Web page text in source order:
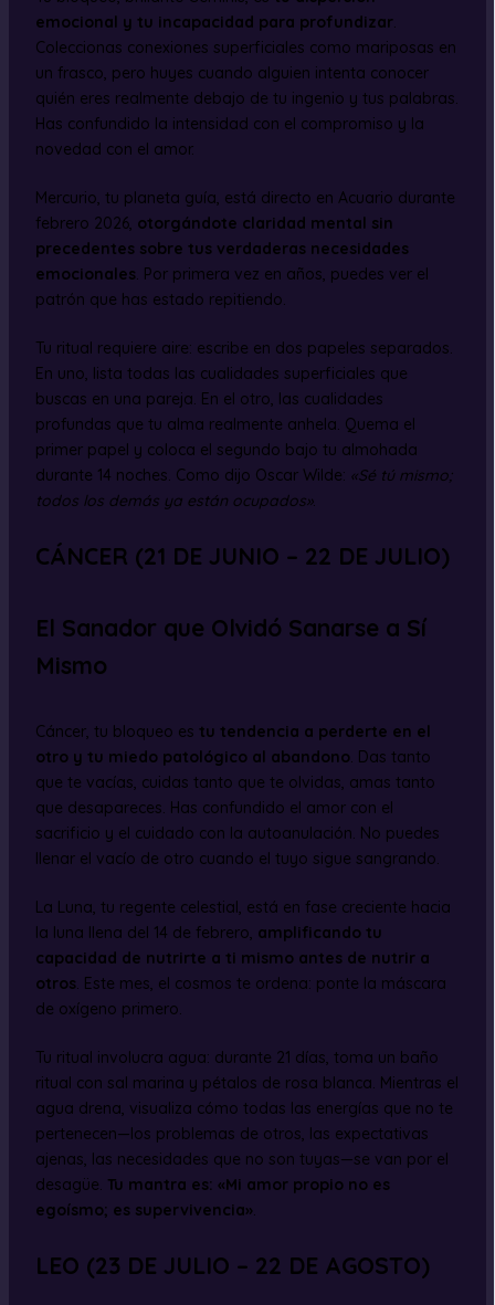
emocional y tu incapacidad para profundizar.
Coleccionas conexiones superficiales como mariposas en
un frasco, pero huyes cuando alguien intenta conocer
quién eres realmente debajo de tu ingenio y tus palabras.
Has confundido la intensidad con el compromiso y la
novedad con el amor.
Mercurio, tu planeta guía, está directo en Acuario durante
febrero 2026, otorgándote claridad mental sin
precedentes sobre tus verdaderas necesidades
emocionales. Por primera vez en años, puedes ver el
patrón que has estado repitiendo.
Tu ritual requiere aire: escribe en dos papeles separados.
En uno, lista todas las cualidades superficiales que
buscas en una pareja. En el otro, las cualidades
profundas que tu alma realmente anhela. Quema el
primer papel y coloca el segundo bajo tu almohada
durante 14 noches. Como dijo Oscar Wilde: «Sé tú mismo;
todos los demás ya están ocupados».
CÁNCER (21 DE JUNIO – 22 DE JULIO)
El Sanador que Olvidó Sanarse a Sí
Mismo
Cáncer, tu bloqueo es tu tendencia a perderte en el
otro y tu miedo patológico al abandono. Das tanto
que te vacías, cuidas tanto que te olvidas, amas tanto
que desapareces. Has confundido el amor con el
sacrificio y el cuidado con la autoanulación. No puedes
llenar el vacío de otro cuando el tuyo sigue sangrando.
La Luna, tu regente celestial, está en fase creciente hacia
la luna llena del 14 de febrero, amplificando tu
capacidad de nutrirte a ti mismo antes de nutrir a
otros. Este mes, el cosmos te ordena: ponte la máscara
de oxígeno primero.
Tu ritual involucra agua: durante 21 días, toma un baño
ritual con sal marina y pétalos de rosa blanca. Mientras el
agua drena, visualiza cómo todas las energías que no te
pertenecen—los problemas de otros, las expectativas
ajenas, las necesidades que no son tuyas—se van por el
desagüe. Tu mantra es: «Mi amor propio no es
egoísmo; es supervivencia»
LEO (23 DE JULIO – 22 DE AGOSTO)